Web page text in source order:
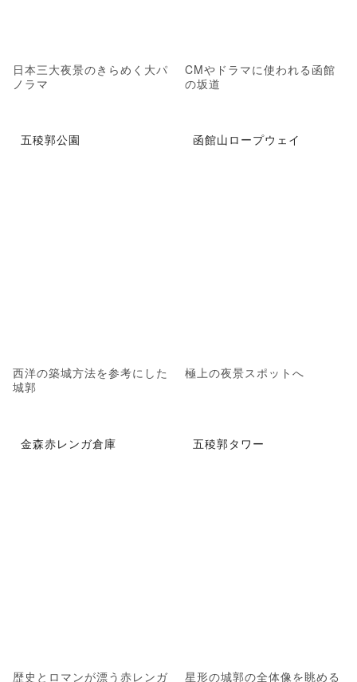
日本三大夜景のきらめく大パ
ノラマ
CMやドラマに使われる函館
の坂道
五稜郭公園
西洋の築城方法を参考にした
城郭
函館山ロープウェイ
極上の夜景スポットへ
金森赤レンガ倉庫
歴史とロマンが漂う赤レンガ
五稜郭タワー
星形の城郭の全体像を眺める